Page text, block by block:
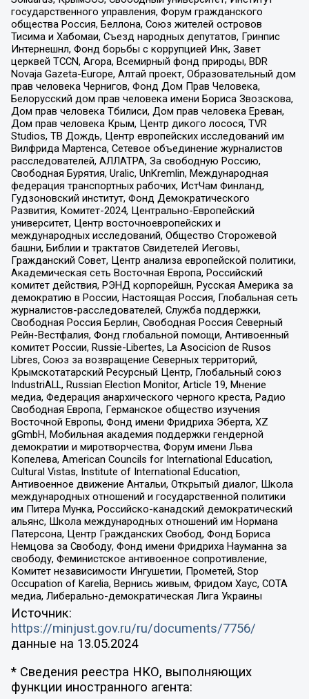
государственного управления, Форум гражданского
общества Россия, Беллона, Союз жителей островов
Тисима и Хабомаи, Съезд народных депутатов, Гринпис
Интернешнл, Фонд борьбы с коррупцией Инк, Завет
церквей TCCN, Агора, Всемирный фонд природы, BDR
Novaja Gazeta-Europe, Алтай проект, Образовательный дом
прав человека Чернигов, Фонд Дом Прав Человека,
Белорусский дом прав человека имени Бориса Звозскова,
Дом прав человека Тбилиси, Дом прав человека Ереван,
Дом прав человека Крым, Центр дикого лосося, TVR
Studios, ТВ Дождь, Центр европейских исследований им
Вилфрида Мартенса, Сетевое объединение журналистов
расследователей, АЛЛАТРА, За свободную Россию,
Свободная Бурятия, Uralic, UnKremlin, Международная
федерация транспортных рабочих, ИстЧам Финланд,
Гудзоновский институт, Фонд Демократического
Развития, Комитет-2024, Центрально-Европейский
университет, Центр восточноевропейских и
международных исследований, Общество Сторожевой
башни, Библии и трактатов Свидетелей Иеговы,
Гражданский Совет, Центр анализа европейской политики,
Академическая сеть Восточная Европа, Российский
комитет действия, РЭНД корпорейшн, Русская Америка за
демократию в России, Настоящая Россия, Глобальная сеть
журналистов-расследователей, Служба поддержки,
Свободная Россия Берлин, Свободная Россия Северный
Рейн-Вестфалия, Фонд глобальной помощи, Антивоенный
комитет России, Russie-Libertes, La Asocicion de Rusos
Libres, Союз за возвращение Северных территорий,
Крымскотатарский Ресурсный Центр, Глобальный союз
IndustriALL, Russian Election Monitor, Article 19, Мнение
медиа, Федерация анархического черного креста, Радио
Свободная Европа, Германское общество изучения
Восточной Европы, Фонд имени Фридриха Эберта, XZ
gGmbH, Мобильная академия поддержки гендерной
демократии и миротворчества, Форум имени Льва
Копелева, American Councils for International Education,
Cultural Vistas, Institute of International Education,
Антивоенное движение Антальи, Открытый диалог, Школа
международных отношений и государственной политики
им Питера Мунка, Российско-канадский демократический
альянс, Школа международных отношений им Нормана
Патерсона, Центр Гражданских Свобод, Фонд Бориса
Немцова за Свободу, Фонд имени Фридриха Науманна за
свободу, Феминистское антивоенное сопротивление,
Комитет независимости Ингушетии, Прометей, Stop
Occupation of Karelia, Вернись живым, Фридом Хаус, СОТА
медиа, Либерально-демократическая Лига Украины
Источник:
https://minjust.gov.ru/ru/documents/7756/
данные на 13.05.2024
* Сведения реестра НКО, выполняющих
функции иностранного агента: